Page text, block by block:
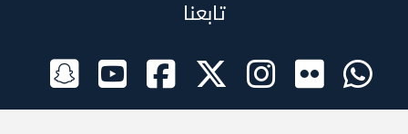
تابعنا